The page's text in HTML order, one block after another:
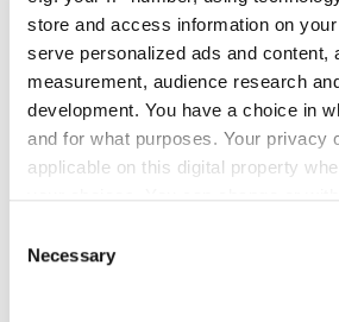
store and access information on
serve personalized ads and content,
measurement, audience research
development. You have a choice in
and for what purposes. Your privacy
applicable on this digital property
the Privacy trigger icon.
Selection
Necessary
Alltag sind komplizierte Vorgaben und
Breite der Wirtschaft relevanten
Wohnungsbau, Gewerbe- und
Energie-, Breitband- und
der Strecke. Wo Prozesse Jahre oder
kann durch Digitalisierung und